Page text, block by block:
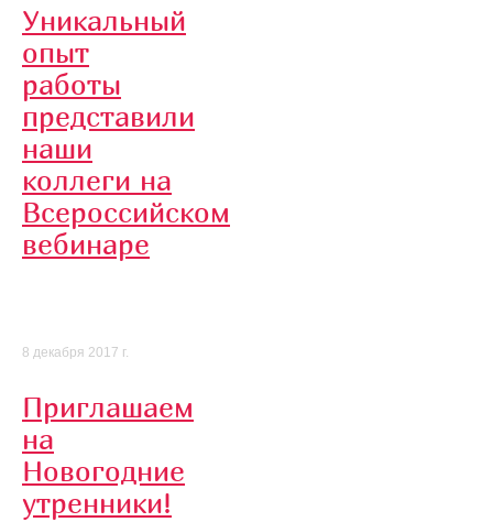
Уникальный
опыт
работы
представили
наши
коллеги на
Всероссийском
вебинаре
8 декабря 2017 г.
Приглашаем
на
Новогодние
утренники!